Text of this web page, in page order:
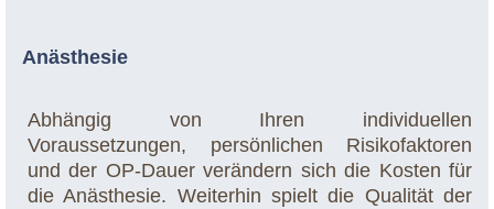
Anästhesie
Abhängig von Ihren individuellen
Voraussetzungen, persönlichen Risikofaktoren
und der OP-Dauer verändern sich die Kosten für
die Anästhesie. Weiterhin spielt die Qualität der